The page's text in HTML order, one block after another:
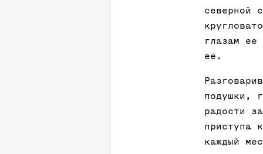
северной
глазам ее
ее.
подушки,
радости
приступа
каждый